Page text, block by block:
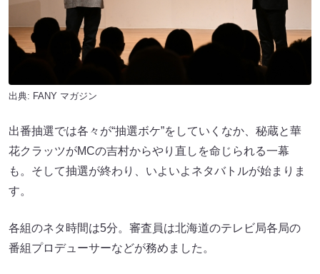
出典: FANY マガジン
出番抽選では各々が“抽選ボケ”をしていくなか、秘蔵と華
花クラッツがMCの吉村からやり直しを命じられる一幕
も。そして抽選が終わり、いよいよネタバトルが始まりま
す。
各組のネタ時間は5分。審査員は北海道のテレビ局各局の
番組プロデューサーなどが務めました。